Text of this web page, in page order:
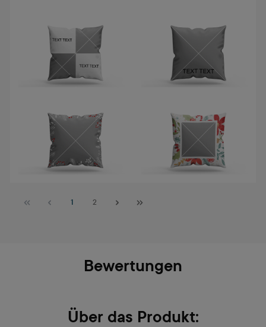
Seite
1 Seite
2
Bewertungen
Über das Produkt: